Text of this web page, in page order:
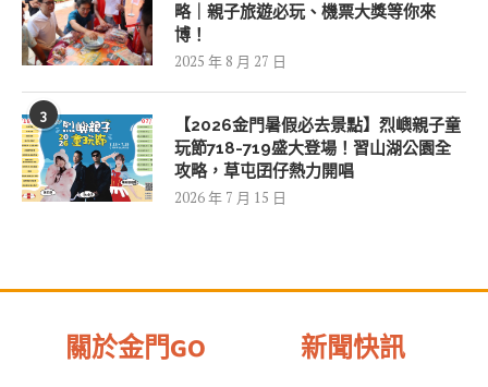
略｜親子旅遊必玩、機票大獎等你來
博！
2025 年 8 月 27 日
3
【2026金門暑假必去景點】烈嶼親子童
玩節718-719盛大登場！習山湖公園全
攻略，草屯囝仔熱力開唱
2026 年 7 月 15 日
關於金門GO 新聞快訊